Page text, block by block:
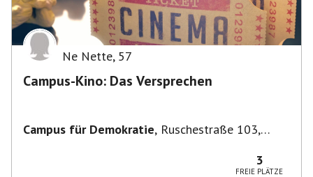
Ne Nette, 57
Campus-Kino: Das Versprechen
Campus für Demokratie, Ruschestraße 103,
3
FREIE PLÄTZE